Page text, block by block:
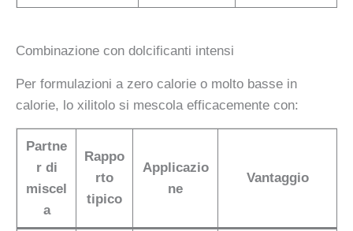
Combinazione con dolcificanti intensi
Per formulazioni a zero calorie o molto basse in
calorie, lo xilitolo si mescola efficacemente con:
Partne
r di
miscel
a
Rappo
rto
tipico
Applicazio
ne
Vantaggio